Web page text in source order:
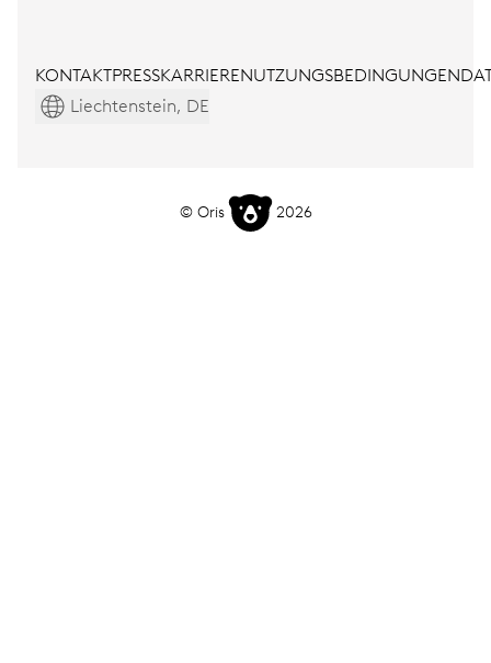
KONTAKTPRESSKARRIERENUTZUNGSBEDINGUNGEN
Liechtenstein, DE
© Oris 2026